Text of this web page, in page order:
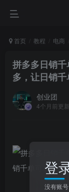
首页 教程 电商
拼多多日销
多，让日销
创业团
4个月前更新
登
没有账